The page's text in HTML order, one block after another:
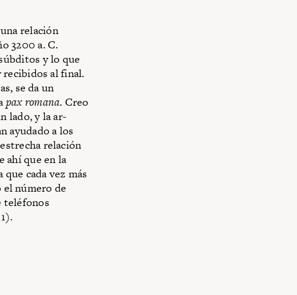
relación
3200 a. C.
y lo que
recibidos al final.
se da un
pax romana. Creo
lado, y la ar­
ayudado a los
relación
ahí que en la
cada vez más
el número de
teléfonos